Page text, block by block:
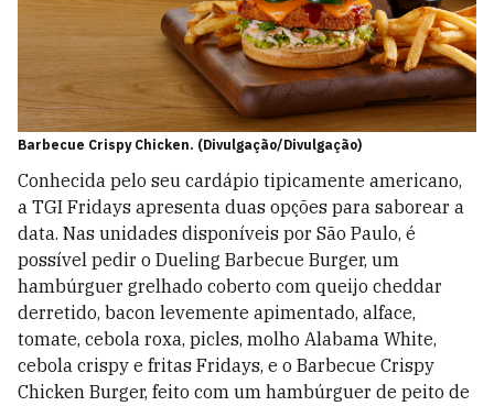
Barbecue Crispy Chicken. (Divulgação/Divulgação)
Conhecida pelo seu cardápio tipicamente americano,
a TGI Fridays apresenta duas opções para saborear a
data. Nas unidades disponíveis por São Paulo, é
possível pedir o Dueling Barbecue Burger, um
hambúrguer grelhado coberto com queijo cheddar
derretido, bacon levemente apimentado, alface,
tomate, cebola roxa, picles, molho Alabama White,
cebola crispy e fritas Fridays, e o Barbecue Crispy
Chicken Burger, feito com um hambúrguer de peito de